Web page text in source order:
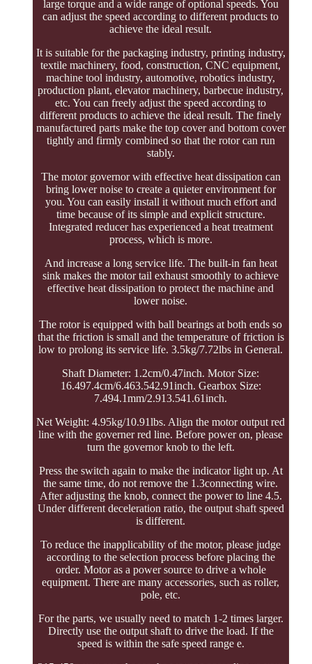
large torque and a wide range of optional speeds. You
can adjust the speed according to different products to
achieve the ideal result.
It is suitable for the packaging industry, printing industry,
textile machinery, food, construction, CNC equipment,
machine tool industry, automotive, robotics industry,
production plant, elevator machinery, barbecue industry,
etc. You can freely adjust the speed according to
different products to achieve the ideal result. The finely
manufactured parts make the top cover and bottom cover
tightly and firmly combined so that the rotor can run
stably.
The motor governor with effective heat dissipation can
bring lower noise to create a quieter environment for
you. You can easily install it without much effort and
time because of its simple and explicit structure.
Integrated reducer has experienced a heat treatment
process, which is more.
And increase a long service life. The built-in fan heat
sink makes the motor tail exhaust smoothly to achieve
effective heat dissipation to protect the machine and
lower noise.
The rotor is equipped with ball bearings at both ends so
that the friction is small and the temperature of friction is
low to prolong its service life. 3.5kg/7.72lbs in General.
Shaft Diameter: 1.2cm/0.47inch. Motor Size:
16.497.4cm/6.463.542.91inch. Gearbox Size:
7.494.1mm/2.913.541.61inch.
Net Weight: 4.95kg/10.91lbs. Align the motor output red
line with the governer red line. Before power on, please
turn the governor knob to the left.
Press the switch again to make the indicator light up. At
the same time, do not remove the 1.3connecting wire.
After adjusting the knob, connect the power to line 4.5.
Under different deceleration ratio, the output shaft speed
is different.
To reduce the inapplicability of the motor, please judge
according to the selection process before placing the
order. Motor as a power source to drive a whole
equipment. There are many accessories, such as roller,
pole, etc.
For the parts, we usually need to match 1-2 times larger.
Directly use the output shaft to drive the load. If the
speed is within the safe speed range e.